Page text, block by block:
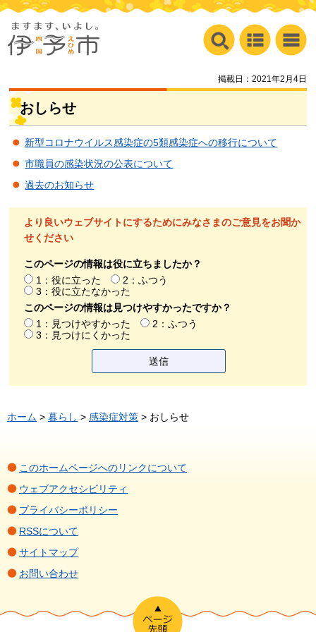
掲載日：2021年2月4日
おしらせ
新型コロナウイルス感染症の5類感染症への移行について
市職員の感染状況の公表について
過去のお知らせ
より良いウェブサイトにするためにみなさまのご意見をお聞か
せください
このページの情報は役に立ちましたか？
1：役に立った
2：ふつう
3：役に立たなかった
このページの情報は見つけやすかったですか？
1：見つけやすかった
2：ふつう
3：見つけにくかった
ホーム > 暮らし > 感染症対策 > おしらせ
このホームページへのリンクについて
ウェブアクセシビリティ
プライバシーポリシー
RSSについて
サイトマップ
お問い合わせ